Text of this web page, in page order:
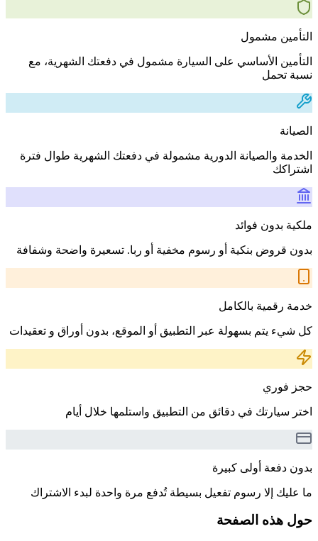
التأمين مشمول
التأمين الأساسي على السيارة مشمول في دفعتك الشهرية، مع
نسبة تحمل
الصيانة
الخدمة والصيانة الدورية مشمولة في دفعتك الشهرية طوال فترة
اشتراكك
ملكية بدون فوائد
بدون قروض بنكية أو رسوم مخفية أو ربا. تسعيرة واضحة وشفافة
خدمة رقمية بالكامل
كل شيء يتم بسهولة عبر التطبيق أو الموقع، بدون أوراق و تعقيدات
حجز فوري
اختر سيارتك في دقائق من التطبيق واستلمها خلال أيام
بدون دفعة أولى كبيرة
ما عليك إلا رسوم تفعيل بسيطة تُدفع مرة واحدة لبدء الاشتراك
حول هذه الصفحة